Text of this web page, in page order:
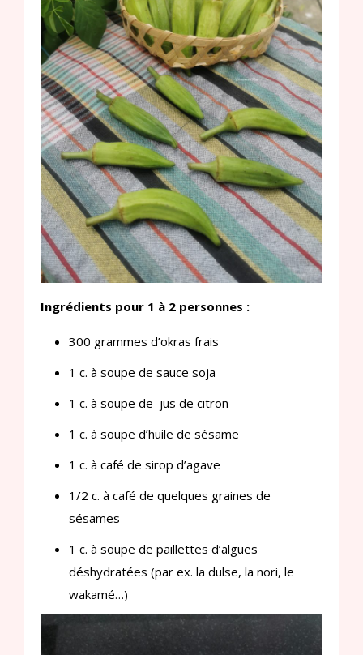
Ingrédients pour 1 à 2 personnes :
300 grammes d’okras frais
1 c. à soupe de sauce soja
1 c. à soupe de jus de citron
1 c. à soupe d’huile de sésame
1 c. à café de sirop d’agave
1/2 c. à café de quelques graines de
sésames
1 c. à soupe de paillettes d’algues
déshydratées (par ex. la dulse, la nori, le
wakamé…)